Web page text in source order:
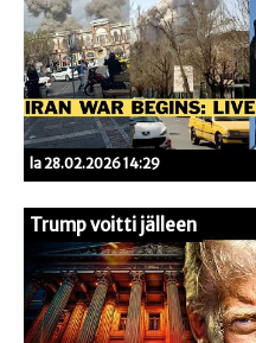
la 28.02.2026 14:29
Trump voitti jälleen